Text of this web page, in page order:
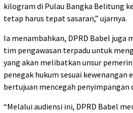
kilogram di Pulau Bangka Belitung
tetap harus tepat sasaran,” ujarnya.
Ia menambahkan, DPRD Babel juga
tim pengawasan terpadu untuk
yang akan melibatkan unsur
penegak hukum sesuai kewenangan
bertujuan mencegah penyimpangan
“Melalui audiensi ini, DPRD Babel